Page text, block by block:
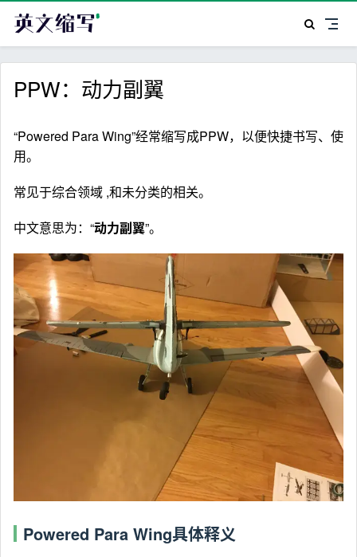
PPW：动力副翼
“Powered Para Wing”经常缩写成PPW，以便快捷书写、使
用。
常见于综合领域 ,和未分类的相关。
中文意思为：“动力副翼”。
Powered Para Wing具体释义